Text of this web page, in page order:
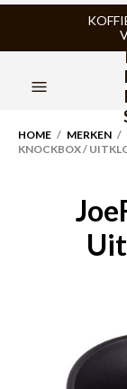
HOME / MERKEN /
KNOCKBOX /